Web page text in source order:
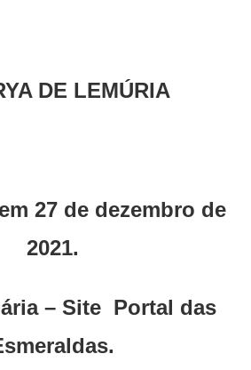
DE LEMÚRIA
27 de dezembro de
2021.
– Site Portal das